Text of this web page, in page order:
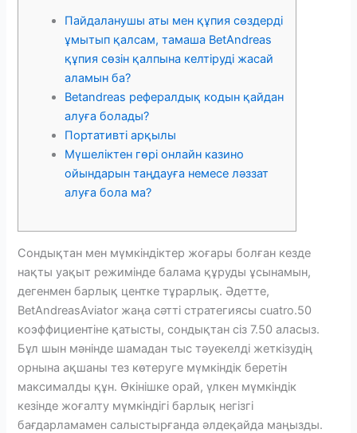
Пайдаланушы аты мен құпия сөздерді
ұмытып қалсам, тамаша BetAndreas
құпия сөзін қалпына келтіруді жасай
аламын ба?
Betandreas рефералдық кодын қайдан
алуға болады?
Портативті арқылы
Мүшеліктен гөрі онлайн казино
ойындарын таңдауға немесе ләззат
алуға бола ма?
Сондықтан мен мүмкіндіктер жоғары болған кезде
нақты уақыт режимінде балама құруды ұсынамын,
дегенмен барлық центке тұрарлық. Әдетте,
BetAndreasAviator жаңа сәтті стратегиясы cuatro.50
коэффициентіне қатысты, сондықтан сіз 7.50 аласыз.
Бұл шын мәнінде шамадан тыс тәуекелді жеткізудің
орнына ақшаны тез көтеруге мүмкіндік беретін
максималды құн. Өкінішке орай, үлкен мүмкіндік
кезінде жоғалту мүмкіндігі барлық негізгі
бағдарламамен салыстырғанда әлдеқайда маңызды.